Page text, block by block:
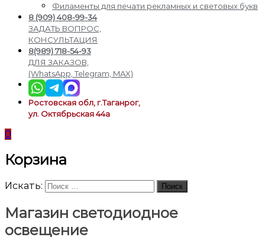
прожекторы
подсветки
Филаменты для печати рекламных и световых букв
8 (909) 408-99-34
ЗАДАТЬ ВОПРОС,
КОНСУЛЬТАЦИЯ
8(989) 718-54-93
ДЛЯ ЗАКАЗОВ,
(WhatsApp, Telegram, MAX)
Ростовская обл, г.Таганрог,
ул. Октябрьская 44а
0
Корзина
Искать: Поиск
Магазин светодиодное
освещение